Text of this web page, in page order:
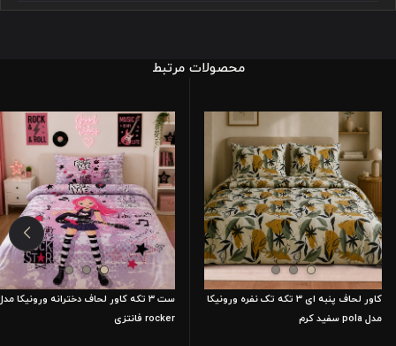
محصولات مرتبط
کاور لحاف پنبه ای 3 تکه تک نفره ورونیکا
مدل pola سفید کرم
ست 3 تکه کاور لحاف دخترانه ورونیکا
rocker فانتزی